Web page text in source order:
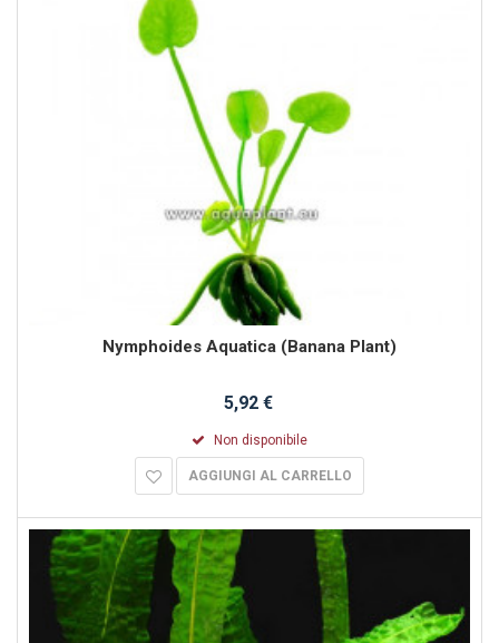
Nymphoides Aquatica (Banana Plant)
5,92 €
Non disponibile
AGGIUNGI AL CARRELLO